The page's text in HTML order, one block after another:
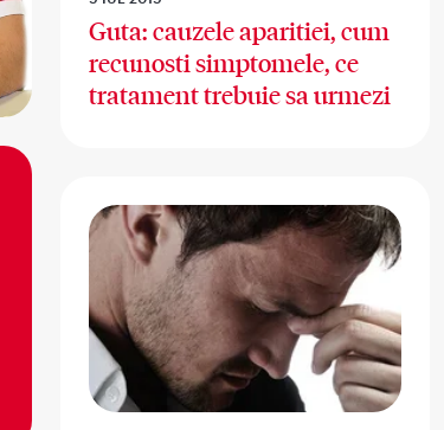
Guta: cauzele aparitiei, cum
recunosti simptomele, ce
tratament trebuie sa urmezi